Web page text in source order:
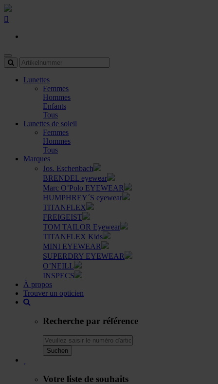
Lunettes
Femmes
Hommes
Enfants
Tous
Lunettes de soleil
Femmes
Hommes
Tous
Marques
Jos. Eschenbach
BRENDEL eyewear
Marc O’Polo EYEWEAR
HUMPHREY´S eyewear
TITANFLEX
FREIGEIST
TOM TAILOR Eyewear
TITANFLEX Kids
MINI EYEWEAR
SUPERDRY EYEWEAR
O’NEILL
INSPECS
À propos
Trouver un opticien
Recherche par référence
Suchen
Votre liste de souhaits